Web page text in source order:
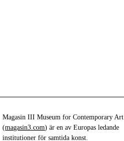
Magasin III Museum for Contemporary Art
(magasin3.com) är en av Europas ledande
institutioner för samtida konst.